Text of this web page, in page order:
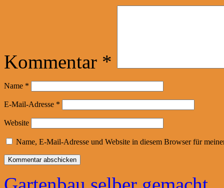
Kommentar *
Name *
E-Mail-Adresse *
Website
Name, E-Mail-Adresse und Website in diesem Browser für